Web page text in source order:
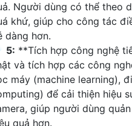
Người dùng có thể theo
khứ, giúp cho công tác
dàng hơn.
5: **Tích hợp công nghệ
và tích hợp các công
máy (machine learning),
để cải thiện hiệu
giúp người dùng
quả hơn.